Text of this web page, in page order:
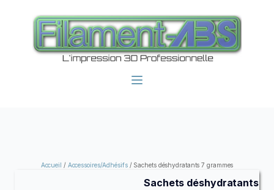
Accueil / Accessoires/Adhésifs/ Sachets déshydratants 7 grammes
Sachets déshydratants